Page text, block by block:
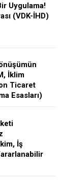
Uygulama!
(VDK-İHD)
İklim
Ticaret
Esasları)
İş